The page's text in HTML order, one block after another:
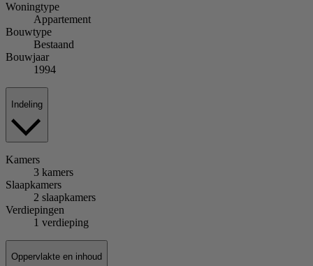
Woningtype
Appartement
Bouwtype
Bestaand
Bouwjaar
1994
Indeling
Kamers
3 kamers
Slaapkamers
2 slaapkamers
Verdiepingen
1 verdieping
Oppervlakte en inhoud